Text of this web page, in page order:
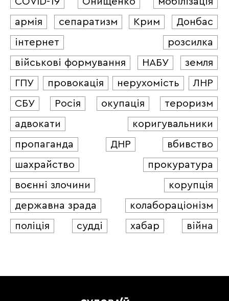
армія
сепаратизм Крим
Донбас
інтернет
розсилка
військові формування
НАБУ
земля
ГПУ
провокація нерухомість
ЛНР
СБУ
Росія окупація
тероризм
адвокати
коригувальники
пропаганда
ДНР
вбивство
шахрайство
прокуратура
воєнні злочини
корупція
державна зрада
колабораціонізм
поліція
судді хабар війна